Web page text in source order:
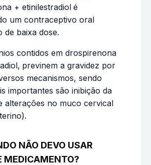
+ etinilestradiol é
um contraceptivo oral
de baixa dose.
contidos em drospirenona
previnem a gravidez por
mecanismos, sendo
importantes são inibição da
alterações no muco cervical
NÃO DEVO USAR
MEDICAMENTO?